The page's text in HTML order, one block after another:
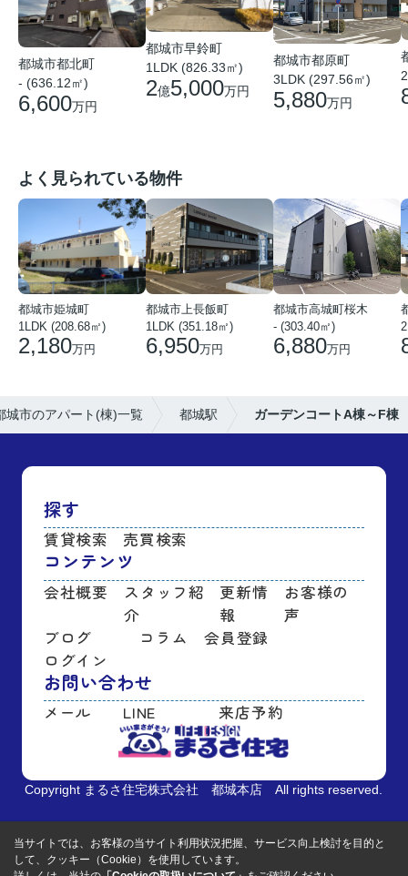
都城市都北町
- (636.12㎡)
6,600万円
都城市早鈴町
1LDK (826.33㎡)
2億5,000万円
都城市都原町
3LDK (297.56㎡)
5,880万円
よく見られている物件
都城市姫城町
1LDK (208.68㎡)
2,180万円
都城市上長飯町
1LDK (351.18㎡)
6,950万円
都城市高城町桜木
- (303.40㎡)
6,880万円
城市のアパート(棟)一覧 都城駅 ガーデンコートA棟～F棟
探す
賃貸検索 売買検索
コンテンツ
会社概要
スタッフ紹
介
更新情
報
お客様の
声
ブログ
コラム
会員登録
ログイン
お問い合わせ
メール LINE 来店予約
Copyright まるさ住宅株式会社 都城本店 All rights reserved.
当サイトでは、お客様の当サイト利用状況把握、サービス向上検討を目的と
して、クッキー（Cookie）を使用しています。